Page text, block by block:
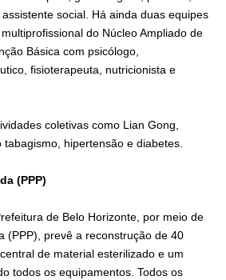
social. Há ainda duas equipes
do Núcleo Ampliado de
Básica com psicólogo,
fisioterapeuta, nutricionista e
coletivas como Lian Gong,
hipertensão e diabetes.
(PPP)
de Belo Horizonte, por meio de
(PPP), prevê a reconstrução de 40
de material esterilizado e um
todos os equipamentos. Todos os